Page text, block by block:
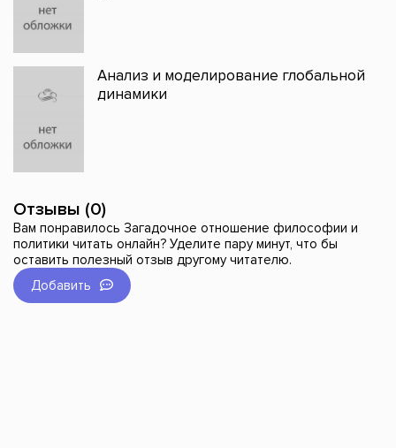
Анализ и моделирование глобальной
динамики
Отзывы (0)
Вам понравилось Загадочное отношение философии и
политики читать онлайн? Уделите пару минут, что бы
оставить полезный отзыв другому читателю.
Добавить